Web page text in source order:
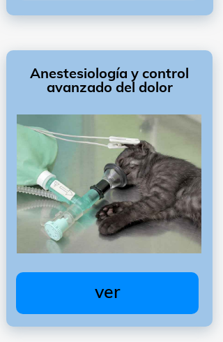
Anestesiología y control
avanzado del dolor
ver